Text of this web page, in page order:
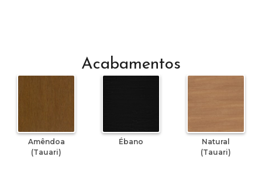
Acabamentos
Amêndoa
(Tauari)
Ébano
Natural
(Tauari)